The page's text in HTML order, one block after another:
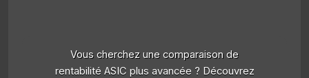
Vous cherchez une comparaison de
rentabilité ASIC plus avancée ? Découvrez